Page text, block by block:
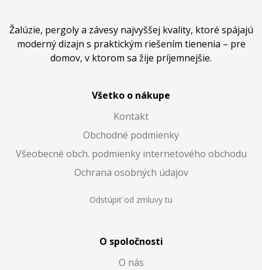
Žalúzie, pergoly a závesy najvyššej kvality, ktoré spájajú
moderný dizajn s praktickým riešením tienenia – pre
domov, v ktorom sa žije príjemnejšie.
Všetko o nákupe
Kontakt
Obchodné podmienky
Všeobecné obch. podmienky internetového obchodu
Ochrana osobných údajov
Odstúpiť od zmluvy tu
O spoločnosti
O nás